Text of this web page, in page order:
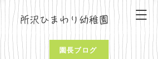
所沢ひまわり幼稚園
園長ブログ